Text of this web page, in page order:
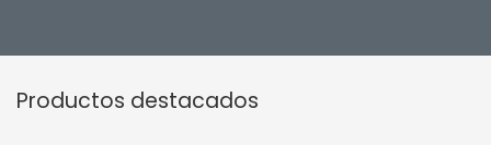
Productos destacados